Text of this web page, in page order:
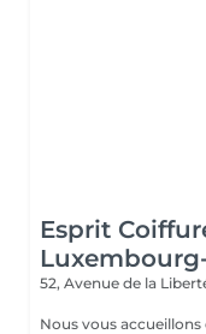
Esprit
52, Avenue de la
Nous vous